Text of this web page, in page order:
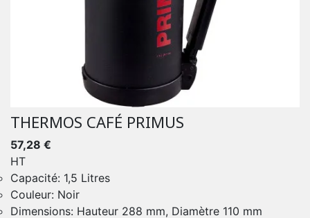
THERMOS CAFÉ PRIMUS
57,28 €
HT
Capacité: 1,5 Litres
Couleur: Noir
Dimensions: Hauteur 288 mm, Diamètre 110 mm